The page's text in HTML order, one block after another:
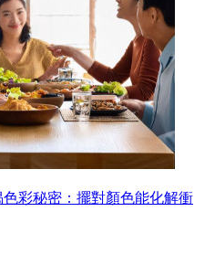
彩秘密：擺對顏色能化解衝